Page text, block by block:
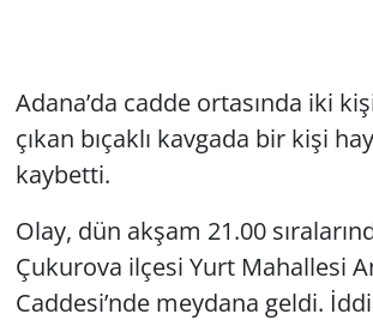
Adana’da cadde ortasında iki
çıkan bıçaklı kavgada bir kişi
kaybetti.
Olay, dün akşam 21.00
Çukurova ilçesi Yurt Mahallesi
Caddesi’nde meydana geldi.